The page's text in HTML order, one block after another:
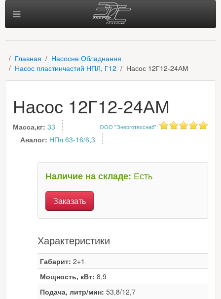
Главная
Насосне Обладнання
Насос пластинчастий НПЛ, Г12
Насос 12Г12-24АМ
Насос 12Г12-24АМ
ООО "Энерготехснаб":
Масса,кг: 33
Аналог: НПл 63-16/6,3
Наличие на складе: Есть
Заказать
Характеристики
Габарит: 2+1
Мощность, кВт: 8,9
Подача, литр/мин: 53,8/12,7